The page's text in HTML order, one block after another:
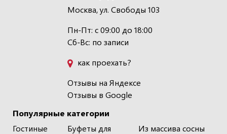
Популярные категории
Гостиные
Буфеты для
Из массива сосны
Москва, ул. Свободы 103
Пн-Пт: с 09:00 до 18:00
Сб-Вс: по записи
как проехать?
Отзывы на Яндексе
Отзывы в Google